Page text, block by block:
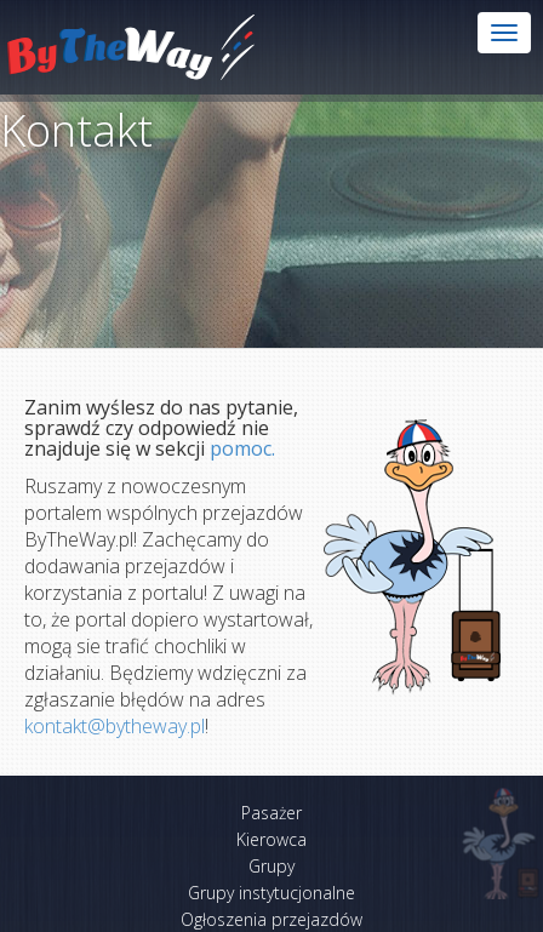
Kontakt
Zanim wyślesz do nas pytanie,
sprawdź czy odpowiedź nie
znajduje się w sekcji pomoc.
Ruszamy z nowoczesnym
portalem wspólnych przejazdów
ByTheWay.pl! Zachęcamy do
dodawania przejazdów i
korzystania z portalu! Z uwagi na
to, że portal dopiero wystartował,
mogą sie trafić chochliki w
działaniu. Będziemy wdzięczni za
zgłaszanie błędów na adres
kontakt@bytheway.pl!
Pasażer
Kierowca
Grupy
Grupy instytucjonalne
Ogłoszenia przejazdów